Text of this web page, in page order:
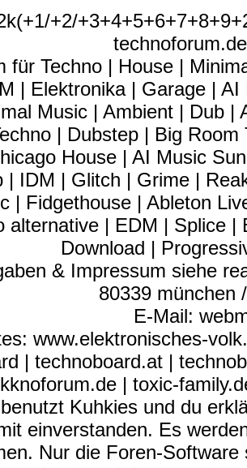
+2/
für Techno | House |
| Elektronika | Garage |
Music | Ambient | Dub
| Dubstep | Big
House | AI Music
| IDM | Glitch | Grime |
| Fidgethouse | Ableton
alternative | EDM | Splice
Download |
& Impressum siehe
80339 münchen
E-Mail:
www.elektronisches-
| technoboard.at |
| toxic-
Kuhkies und du
einverstanden. Es
Nur die Foren-